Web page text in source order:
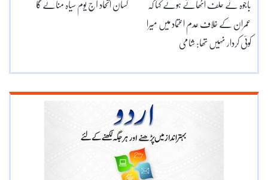
کسان اتحاد آج یوم سیاہ منائے گا باجوہ نے حلف اٹھاتے ہوئے کہا کہ
عمران کے خلاف عدم اعتماد میں میرا
کوئی کردار نہیں تھا: شامی